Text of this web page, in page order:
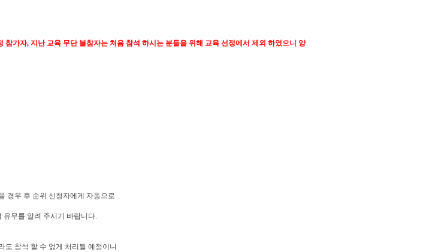
참가자, 지난 교육 무단 불참자는 처음 참석 하시는 분들을 위해 교육 선정에서 제외 하였으니 양
경우 후 순위 신청자에게 자동으로
유무를 알려 주시기 바랍니다.
참석 할 수 없게 처리될 예정이니